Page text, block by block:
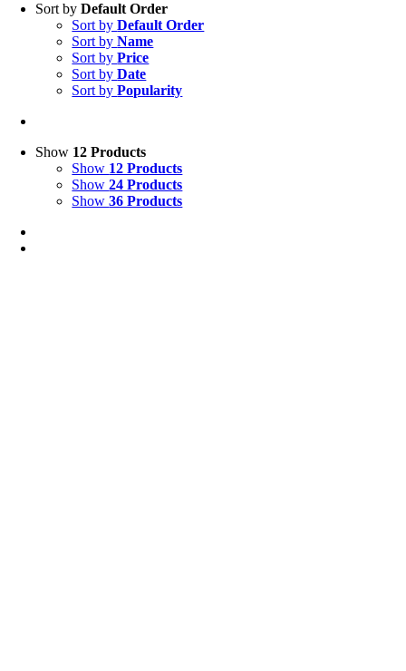
Sort byDefault Order
Sort byDefault Order
Sort byName
Sort byPrice
Sort byDate
Sort byPopularity
Show 12 Products
Show 12 Products
Show24 Products
Show36 Products